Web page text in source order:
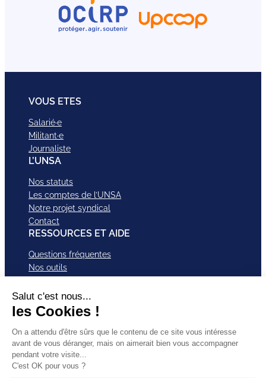
VOUS ETES
Salarié·e
Militant·e
Journaliste
L’UNSA
Nos statuts
Les comptes de l’UNSA
Notre projet syndical
Contact
RESSOURCES ET AIDE
Questions fréquentes
Nos outils
Nos structures et services
Je VEUX Adhérer
ABonnez-vous à nos newsletter